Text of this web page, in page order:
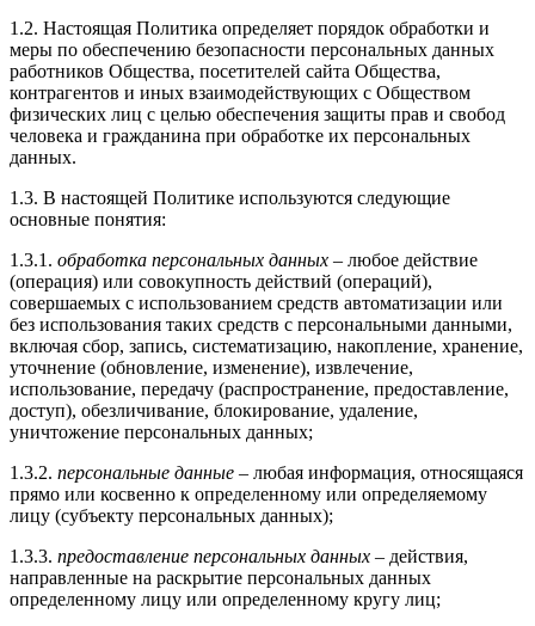
1.2. Настоящая Политика определяет порядок обработки и
меры по обеспечению безопасности персональных данных
работников Общества, посетителей сайта Общества,
контрагентов и иных взаимодействующих с Обществом
физических лиц с целью обеспечения защиты прав и свобод
человека и гражданина при обработке их персональных
данных.
1.3. В настоящей Политике используются следующие
основные понятия:
1.3.1. обработка персональных данных – любое действие
(операция) или совокупность действий (операций),
совершаемых с использованием средств автоматизации или
без использования таких средств с персональными данными,
включая сбор, запись, систематизацию, накопление, хранение,
уточнение (обновление, изменение), извлечение,
использование, передачу (распространение, предоставление,
доступ), обезличивание, блокирование, удаление,
уничтожение персональных данных;
1.3.2. персональные данные – любая информация, относящаяся
прямо или косвенно к определенному или определяемому
лицу (субъекту персональных данных);
1.3.3. предоставление персональных данных – действия,
направленные на раскрытие персональных данных
определенному лицу или определенному кругу лиц;